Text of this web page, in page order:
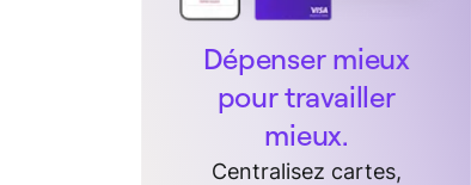
Dépenser mieux
pour travailler
mieux.
Centralisez cartes,